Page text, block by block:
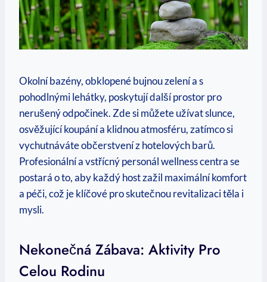
Okolní bazény, obklopené bujnou zelení a s
pohodlnými lehátky, poskytují další prostor pro
nerušený odpočinek. Zde si můžete užívat slunce,
osvěžující koupání a klidnou atmosféru, zatímco si
vychutnáváte občerstvení z hotelových barů.
Profesionální a vstřícný personál wellness centra se
postará o to, aby každý host zažil maximální komfort
a péči, což je klíčové pro skutečnou revitalizaci těla i
mysli.
Nekonečná Zábava: Aktivity Pro
Celou Rodinu